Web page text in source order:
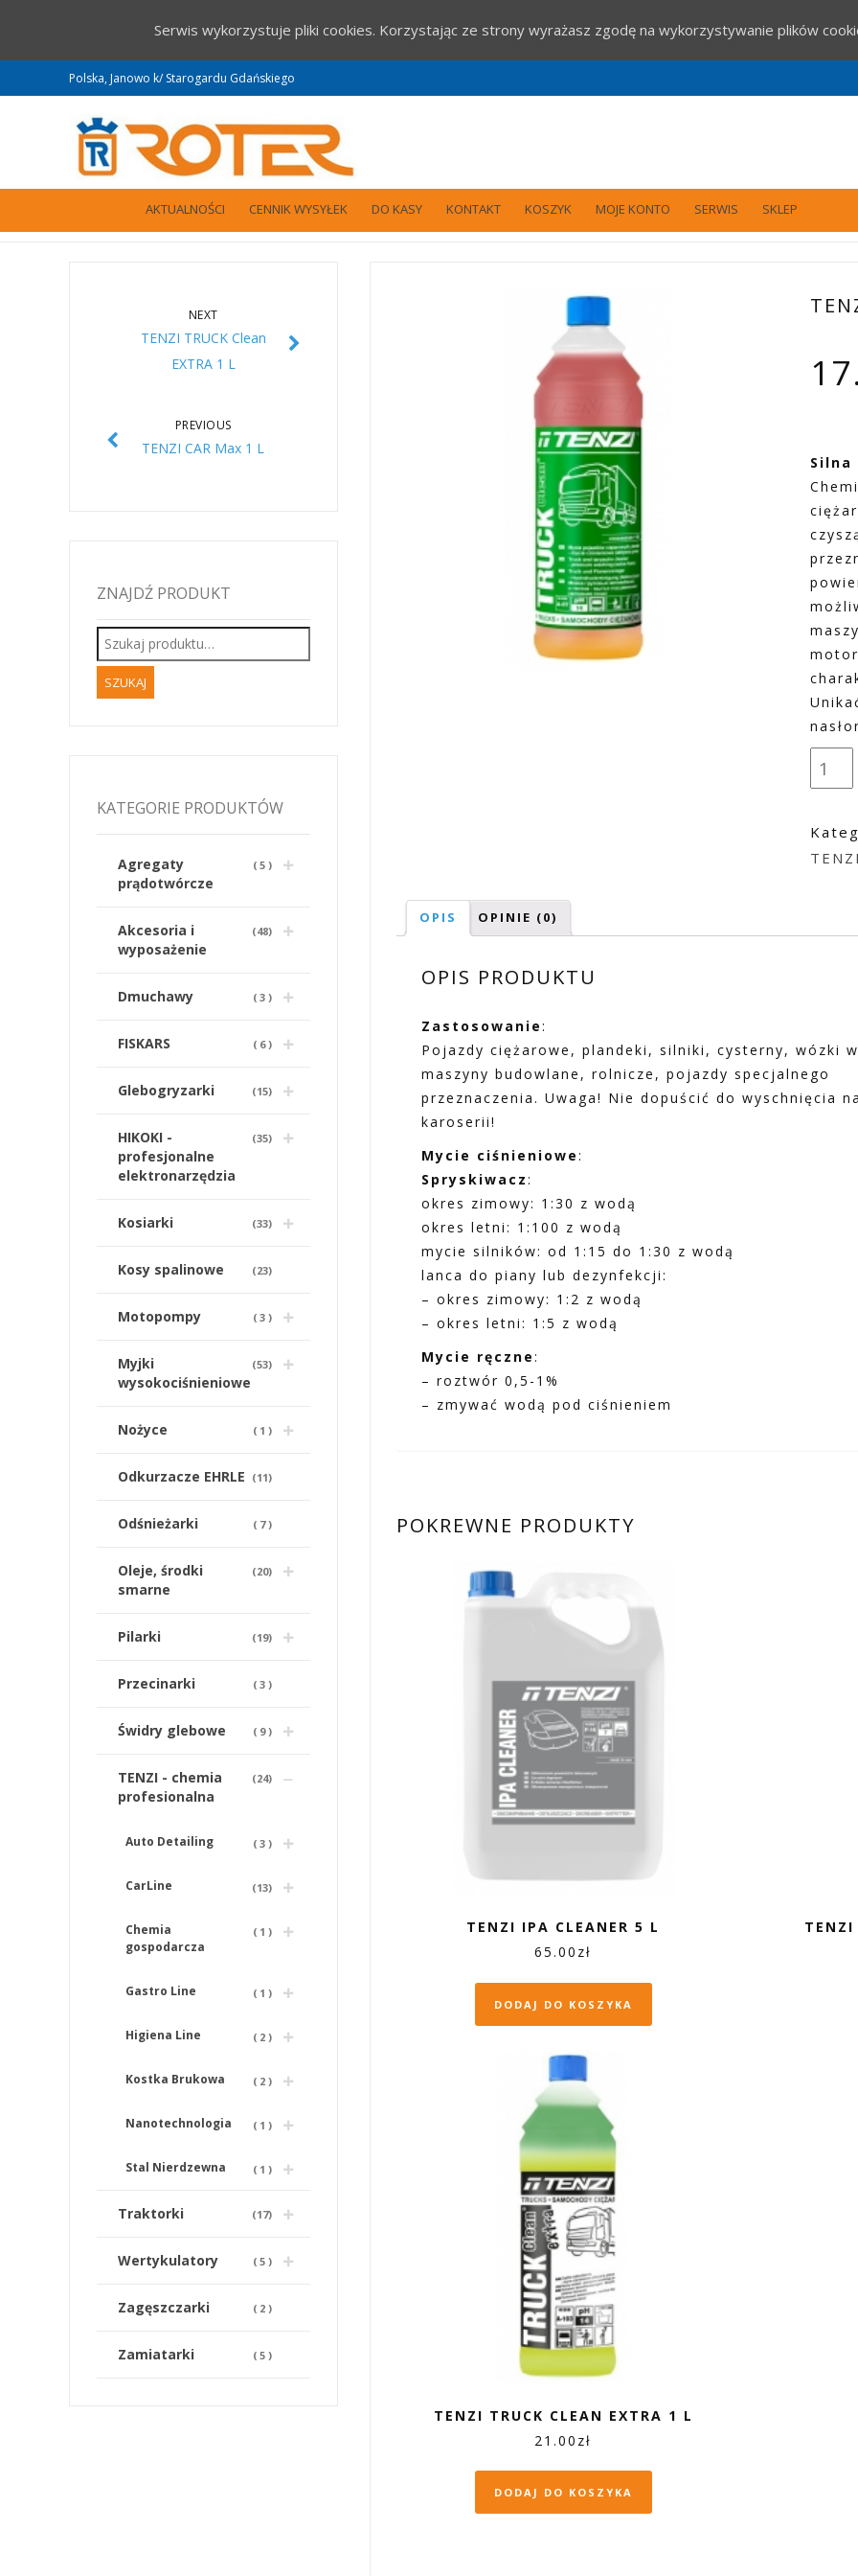
Polska, Janowo k/ Starogardu Gdańskiego
AKTUALNOŚCI CENNIK WYSYŁEK DO KASY KONTAKT KOSZYK MOJE KONTO SERWIS SKLEP
Silna
OPIS OPINIE (0)
OPIS PRODUKTU
Zastosowanie:
Pojazdy ciężarowe, plandeki, silniki, cysterny, wózki
maszyny budowlane, rolnicze, pojazdy specjalnego
przeznaczenia. Uwaga! Nie dopuścić do wyschnięcia na
karoserii!
Mycie ciśnieniowe:
Spryskiwacz:
okres zimowy: 1:30 z wodą
okres letni: 1:100 z wodą
mycie silników: od 1:15 do 1:30 z wodą
lanca do piany lub dezynfekcji:
– okres zimowy: 1:2 z wodą
– okres letni: 1:5 z wodą
Mycie ręczne:
– roztwór 0,5-1%
– zmywać wodą pod ciśnieniem
POKREWNE PRODUKTY
TENZI IPA CLEANER 5 L
65.00 zł
DODAJ DO KOSZYKA
TENZI
TENZI TRUCK CLEAN EXTRA 1 L
21.00 zł
DODAJ DO KOSZYKA
NEXT
TENZI TRUCK Clean
EXTRA 1 L
PREVIOUS
TENZI CAR Max 1 L
ZNAJDŹ PRODUKT
Szukaj:
KATEGORIE PRODUKTÓW
Agregaty
prądotwórcze
( 5 )
Akcesoria i
wyposażenie
(48)
Dmuchawy ( 3 )
FISKARS ( 6)
Glebogryzarki (15)
HIKOKI -
profesjonalne
elektronarzędzia
(35)
Kosiarki (33)
Kosy spalinowe (23)
Motopompy ( 3 )
Myjki
wysokociśnieniowe
(53)
Nożyce ( 1 )
Odkurzacze EHRLE (11)
Odśnieżarki ( 7)
Oleje, środki
smarne
(20)
Pilarki (19)
Przecinarki ( 3 )
Świdry glebowe ( 9)
TENZI - chemia
profesionalna
(24)
Auto Detailing ( 3 )
CarLine (13)
Chemia
gospodarcza
( 1 )
Gastro Line ( 1 )
Higiena Line ( 2 )
Kostka Brukowa ( 2 )
Nanotechnologia ( 1 )
Stal Nierdzewna ( 1 )
Traktorki (17)
Wertykulatory ( 5 )
Zagęszczarki ( 2 )
Zamiatarki ( 5 )
Serwis wykorzystuje pliki cookies. Korzystając ze strony wyrażasz zgodę na wykorzystywanie plików